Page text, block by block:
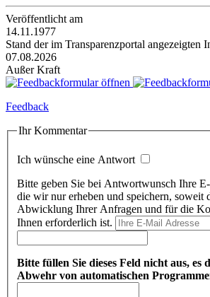
Veröffentlicht am
14.11.1977
Stand der im Transparenzportal angezeigten
07.08.2026
Außer Kraft
Feedback
Ihr Kommentar
Ich wünsche eine Antwort
Bitte geben Sie bei Antwortwunsch Ihre
die wir nur erheben und speichern, soweit
Abwicklung Ihrer Anfragen und für die
Ihnen erforderlich ist.
Bitte füllen Sie dieses Feld nicht aus, es
Abwehr von automatischen